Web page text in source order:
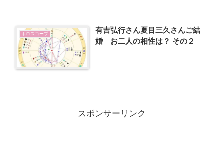
ホロスコープ
有吉弘行さん夏目三久さんご結
婚 お二人の相性は？ その２
スポンサーリンク